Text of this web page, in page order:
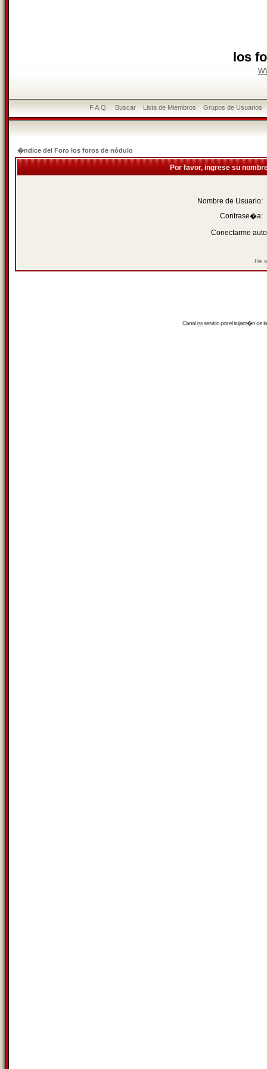
los
F.A.Q. Buscar Lista de Miembros Grupos de Usuarios
�ndice del Foro los foros de nódulo
Por favor, ingrese su
Nombre de Usuario:
Contrase�a:
Conectarme
He
Canalrssservido por eltrujam�nde